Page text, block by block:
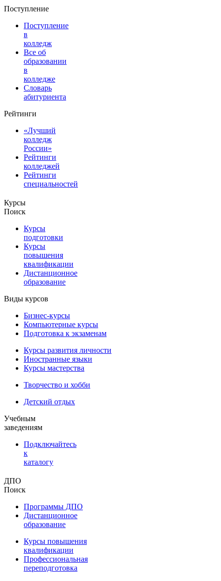
Поступление
Поступление
в
колледж
Все об
образовании
в
колледже
Словарь
абитуриента
Рейтинги
«Лучший
колледж
России»
Рейтинги
колледжей
Рейтинги
специальностей
Курсы
Поиск
Курсы
подготовки
Курсы
повышения
квалификации
Дистанционное
образование
Виды курсов
Бизнес-курсы
Компьютерные курсы
Подготовка к экзаменам
Курсы развития личности
Иностранные языки
Курсы мастерства
Творчество и хобби
Детский отдых
Учебным
заведениям
Подключайтесь
к
каталогу
ДПО
Поиск
Программы ДПО
Дистанционное
образование
Курсы повышения
квалификации
Профессиональная
переподготовка